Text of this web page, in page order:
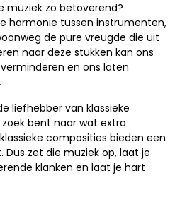
muziek zo betoverend?
harmonie tussen instrumenten,
de pure vreugde die uit
naar deze stukken kan ons
en ons laten
liefhebber van klassieke
bent naar wat extra
composities bieden een
zet die muziek op, laat je
klanken en laat je hart